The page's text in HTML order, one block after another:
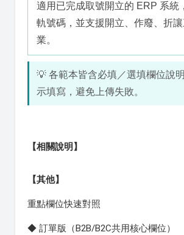
適用已完成取號開立的 ERP 系統
軌號碼，並支援開立、作廢、折
業。
💡 各範本皆含必填／選填欄位說
示填寫，避免上傳失敗。
【相關說明】
【其他】
重點欄位快速對照
◆ 訂單版（B2B/B2C共用核心欄位）